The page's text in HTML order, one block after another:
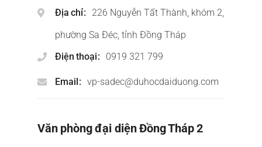
Địa chỉ
226 Nguyễn Tất Thành, khóm 2,
phường Sa Đéc, tỉnh Đồng Tháp
Điện thoại
0919 321 799
Email vp-sadec@duhocdaiduong.com
Văn phòng đại diện Đồng Tháp 2